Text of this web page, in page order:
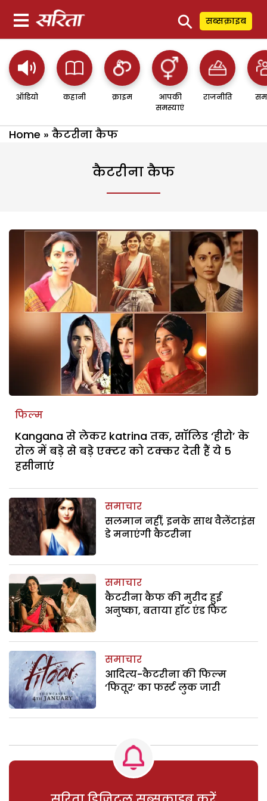
⚲ सब्सक्राइब
ऑडियो कहानी क्राइम
आपकी
समस्याएं
राजनीति
Home » कैटरीना कैफ
कैटरीना कैफ
फिल्म
Kangana से लेकर katrina तक, सॉलिड ‘हीरो’ के
रोल में बड़े से बड़े एक्टर को टक्कर देती हैं ये 5
हसीनाएं
समाचार
सलमान नहीं, इनके साथ वैलेंटाइंस
डे मनाएंगी कैटरीना
समाचार
कैटरीना कैफ की मुरीद हुई
अनुष्का, बताया हॉट एंड फिट
समाचार
आदित्‍य-कैटरीना की फिल्म
‘फितूर’ का फर्स्ट लुक जारी